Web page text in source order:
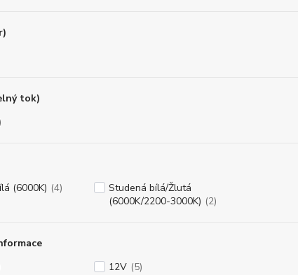
tok)
(6000K) (4)
Studená bílá/Žlutá
(6000K/2200-3000K) (2)
12V (5)